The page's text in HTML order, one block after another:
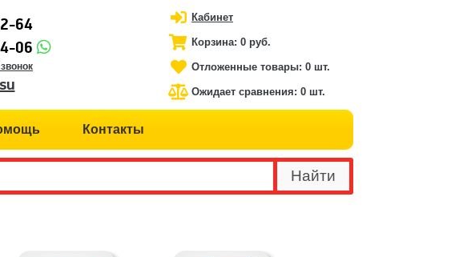
64
06
Кабинет
Корзина: 0 руб.
Отложенные товары: 0 шт.
Ожидает сравнения: 0 шт.
Контакты